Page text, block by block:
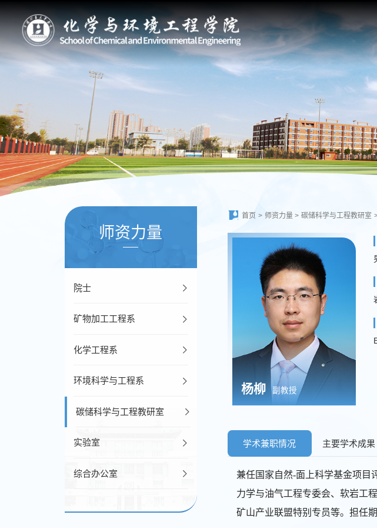
师资力量
院士
矿物加工工程系
化学工程系
环境科学与工程系
碳储科学与工程教研室
实验室
综合办公室
首页 > 师资力量 > 碳储科学与工程教研室
杨柳 副教授
学术兼职情况 主要学术成果
兼任国家自然-面上科学基金项目
力学与油气工程专委会、软岩工
矿山产业联盟特别专员等。担任期